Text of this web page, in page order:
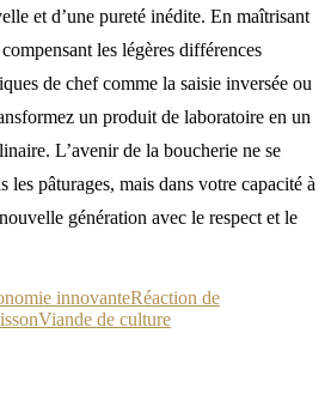
et d’une pureté inédite. En maîtrisant
les légères différences
de chef comme la saisie inversée ou
un produit de laboratoire en un
L’avenir de la boucherie ne se
les pâturages, mais dans votre capacité à
génération avec le respect et le
innovanteRéaction de
Viande de culture